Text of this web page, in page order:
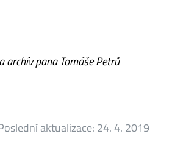
pana Tomáše Petrů
aktualizace: 24. 4. 2019